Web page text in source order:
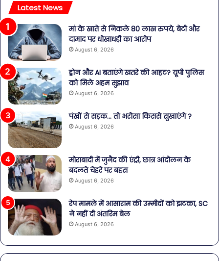
Latest News
मां के खाते से निकले 80 लाख रुपये, बेटी और
दामाद पर धोखाधड़ी का आरोप
August 6, 2026
ड्रोन और AI बताएंगे खतरे की आहट? यूपी पुलिस
को मिले अहम सुझाव
August 6, 2026
पंखों से सड़क… तो भरोसा किससे सुखाएंगे ?
August 6, 2026
मोराबादी में जुनैद की एंट्री, छात्र आंदोलन के
बदलते चेहरे पर बहस
August 6, 2026
रेप मामले में आसाराम की उम्मीदों को झटका, SC
ने नहीं दी अंतरिम बेल
August 6, 2026